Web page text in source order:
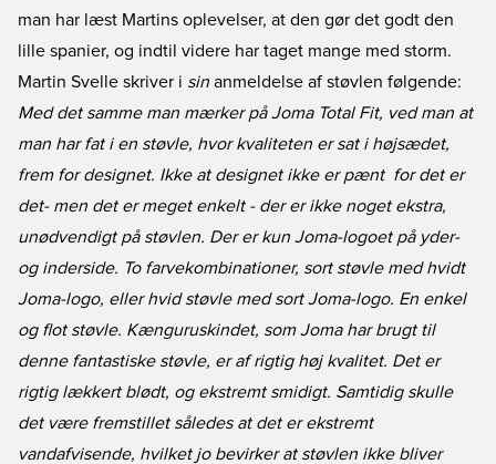
man har læst Martins oplevelser, at den gør det godt den
lille spanier, og indtil videre har taget mange med storm.
Martin Svelle skriver i sin anmeldelse af støvlen følgende:
Med det samme man mærker på Joma Total Fit, ved man at
man har fat i en støvle, hvor kvaliteten er sat i højsædet,
frem for designet. Ikke at designet ikke er pænt  for det er
det- men det er meget enkelt - der er ikke noget ekstra,
unødvendigt på støvlen. Der er kun Joma-logoet på yder-
og inderside. To farvekombinationer, sort støvle med hvidt
Joma-logo, eller hvid støvle med sort Joma-logo. En enkel
og flot støvle. Kænguruskindet, som Joma har brugt til
denne fantastiske støvle, er af rigtig høj kvalitet. Det er
rigtig lækkert blødt, og ekstremt smidigt. Samtidig skulle
det være fremstillet således at det er ekstremt
vandafvisende, hvilket jo bevirker at støvlen ikke bliver